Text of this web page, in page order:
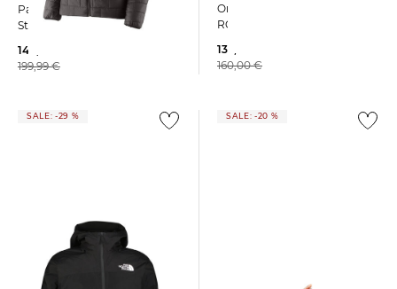
Patagonia | Herren
Steppjacke NANO PUFF
140,65 €
199,99 €
On | Herren Sneaker THE
ROGER ADVANTAGE
132,39 €
160,00 €
SALE: -29 % SALE: -20 %